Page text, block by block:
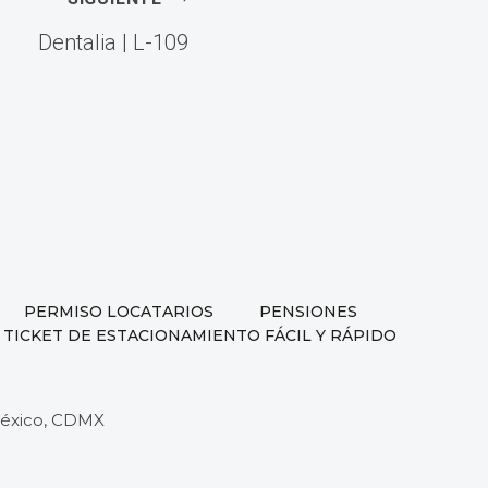
Dentalia | L-109
PERMISO LOCATARIOS
PENSIONES
TICKET DE ESTACIONAMIENTO FÁCIL Y RÁPIDO
CDMX